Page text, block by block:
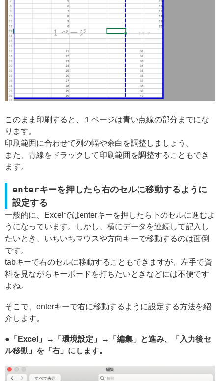
このまま印刷すると、１ページは青い点線の部分までにな
ります。
印刷範囲に合わせて列の幅や余白を調整しましょう。
また、青線をドラックして印刷範囲を調整することもでき
ます。
enterキーを押したら右のセルに移動するように
設定する
一般的に、Excelではenterキーを押したら下のセルに進むよ
うになっています。しかし、横にデータを連続して記入し
たいとき、いちいちマウスや方向キーで移動するのは面倒
です。
tabキーで右のセルに移動することもできますが、左手で資
料を見ながらキーボードを打ちたいときなどには不便です
よね。
そこで、enterキーで右に移動するように設定する方法を紹
介します。
●「Excel」→「環境設定」→「編集」と進み、「入力後セ
ル移動」を「右」にします。